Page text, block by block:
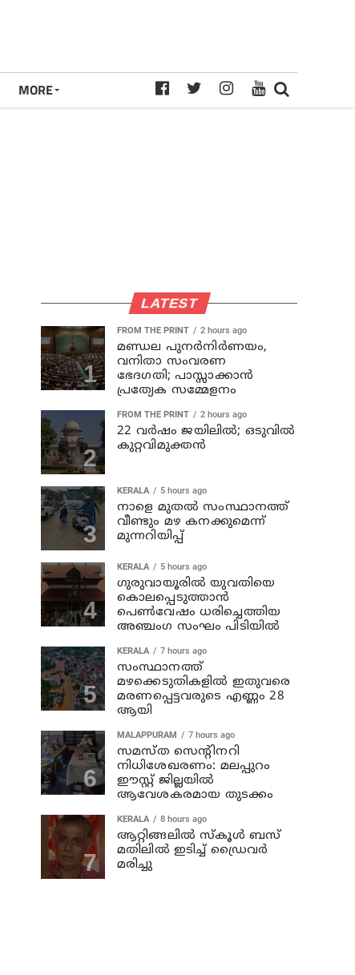
MORE
LATEST
FROM THE PRINT 2 hours ago
മണ്ഡല പുനർനിർണയം,
വനിതാ സംവരണ
ഭേദഗതി; പാസ്സാക്കാൻ
പ്രത്യേക സമ്മേളനം
FROM THE PRINT 2 hours ago
22 വർഷം ജയിലിൽ; ഒടുവിൽ
കുറ്റവിമുക്തൻ
KERALA 5 hours ago
നാളെ മുതല്‍ സംസ്ഥാനത്ത്
വീണ്ടും മഴ കനക്കുമെന്ന്
മുന്നറിയിപ്പ്
KERALA 5 hours ago
ഗുരുവായൂരില്‍ യുവതിയെ
കൊലപ്പെടുത്താന്‍
പെണ്‍വേഷം ധരിച്ചെത്തിയ
അഞ്ചംഗ സംഘം പിടിയില്‍
KERALA 7 hours ago
സംസ്ഥാനത്ത്
മഴക്കെടുതികളില്‍ ഇതുവരെ
മരണപ്പെട്ടവരുടെ എണ്ണം 28
ആയി
MALAPPURAM 7 hours ago
സമസ്ത സെന്റിനറി
നിധിശേഖരണം: മലപ്പുറം
ഈസ്റ്റ് ജില്ലയിൽ
ആവേശകരമായ തുടക്കം
KERALA 8 hours ago
ആറ്റിങ്ങലില്‍ സ്‌കൂള്‍ ബസ്
മതിലില്‍ ഇടിച്ച് ഡ്രൈവര്‍
മരിച്ചു